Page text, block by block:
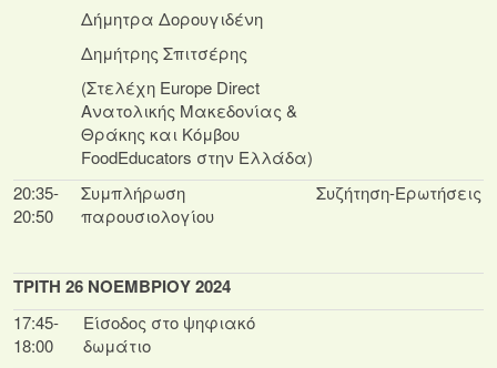
Δήμητρα Δορουγιδένη
Δημήτρης Σπιτσέρης
(Στελέχη Europe Direct
Ανατολικής Μακεδονίας &
Θράκης και Κόμβου
FoodEducators στην Ελλάδα)
20:35-
20:50
Συμπλήρωση
παρουσιολογίου
Συζήτηση-Ερωτήσεις
ΤΡΙΤΗ 26 ΝΟΕΜΒΡΙΟΥ 2024
17:45-
18:00
Είσοδος στο ψηφιακό
δωμάτιο